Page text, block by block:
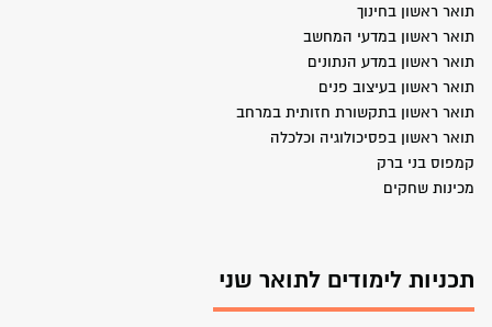
תואר ראשון בחינוך
תואר ראשון במדעי המחשב
תואר ראשון במדע הנתונים
תואר ראשון בעיצוב פנים
תואר ראשון בתקשורת חזותית במרחב
תואר ראשון בפסיכולוגיה וכלכלה
קמפוס בני ברק
מכינות שחקים
תכניות לימודים לתואר שני